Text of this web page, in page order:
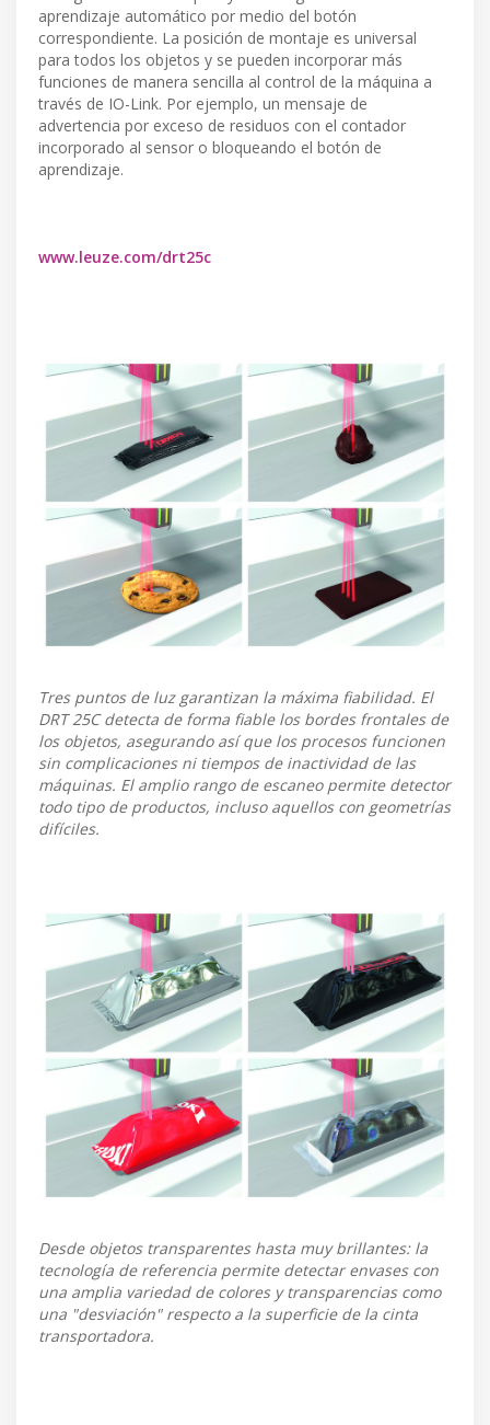
aprendizaje automático por medio del botón
correspondiente. La posición de montaje es universal
para todos los objetos y se pueden incorporar más
funciones de manera sencilla al control de la máquina a
través de IO-Link. Por ejemplo, un mensaje de
advertencia por exceso de residuos con el contador
incorporado al sensor o bloqueando el botón de
aprendizaje.
www.leuze.com/drt25c
Tres puntos de luz garantizan la máxima fiabilidad. El
DRT 25C detecta de forma fiable los bordes frontales de
los objetos, asegurando así que los procesos funcionen
sin complicaciones ni tiempos de inactividad de las
máquinas. El amplio rango de escaneo permite detector
todo tipo de productos, incluso aquellos con geometrías
difíciles.
Desde objetos transparentes hasta muy brillantes: la
tecnología de referencia permite detectar envases con
una amplia variedad de colores y transparencias como
una "desviación" respecto a la superficie de la cinta
transportadora.